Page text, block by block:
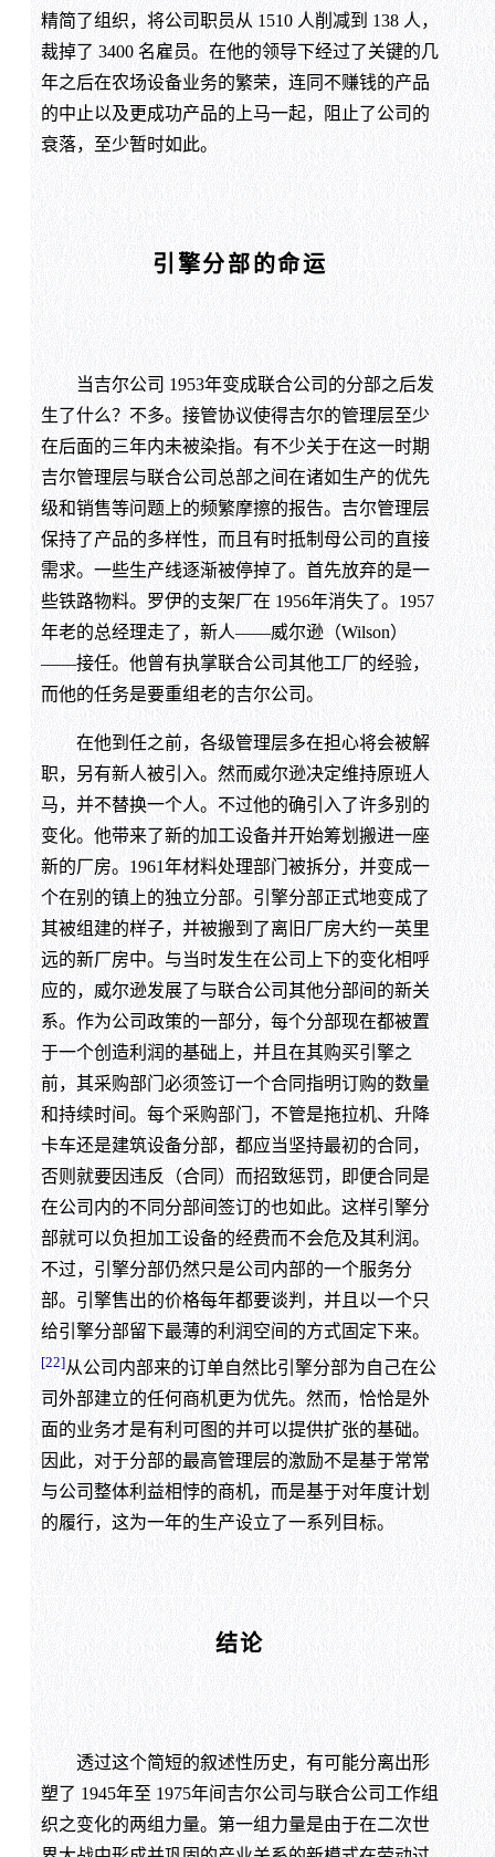
精简了组织，将公司职员从 1510 人削减到 138 人，
裁掉了 3400 名雇员。在他的领导下经过了关键的几
年之后在农场设备业务的繁荣，连同不赚钱的产品
的中止以及更成功产品的上马一起，阻止了公司的
衰落，至少暂时如此。
引擎分部的命运
当吉尔公司 1953年变成联合公司的分部之后发
生了什么？不多。接管协议使得吉尔的管理层至少
在后面的三年内未被染指。有不少关于在这一时期
吉尔管理层与联合公司总部之间在诸如生产的优先
级和销售等问题上的频繁摩擦的报告。吉尔管理层
保持了产品的多样性，而且有时抵制母公司的直接
需求。一些生产线逐渐被停掉了。首先放弃的是一
些铁路物料。罗伊的支架厂在 1956年消失了。1957
年老的总经理走了，新人——威尔逊（Wilson）
——接任。他曾有执掌联合公司其他工厂的经验，
而他的任务是要重组老的吉尔公司。
在他到任之前，各级管理层多在担心将会被解
职，另有新人被引入。然而威尔逊决定维持原班人
马，并不替换一个人。不过他的确引入了许多别的
变化。他带来了新的加工设备并开始筹划搬进一座
新的厂房。1961年材料处理部门被拆分，并变成一
个在别的镇上的独立分部。引擎分部正式地变成了
其被组建的样子，并被搬到了离旧厂房大约一英里
远的新厂房中。与当时发生在公司上下的变化相呼
应的，威尔逊发展了与联合公司其他分部间的新关
系。作为公司政策的一部分，每个分部现在都被置
于一个创造利润的基础上，并且在其购买引擎之
前，其采购部门必须签订一个合同指明订购的数量
和持续时间。每个采购部门，不管是拖拉机、升降
卡车还是建筑设备分部，都应当坚持最初的合同，
否则就要因违反（合同）而招致惩罚，即便合同是
在公司内的不同分部间签订的也如此。这样引擎分
部就可以负担加工设备的经费而不会危及其利润。
不过，引擎分部仍然只是公司内部的一个服务分
部。引擎售出的价格每年都要谈判，并且以一个只
给引擎分部留下最薄的利润空间的方式固定下来。
[22]从公司内部来的订单自然比引擎分部为自己在公
司外部建立的任何商机更为优先。然而，恰恰是外
面的业务才是有利可图的并可以提供扩张的基础。
因此，对于分部的最高管理层的激励不是基于常常
与公司整体利益相悖的商机，而是基于对年度计划
的履行，这为一年的生产设立了一系列目标。
结论
透过这个简短的叙述性历史，有可能分离出形
塑了 1945年至 1975年间吉尔公司与联合公司工作组
织之变化的两组力量。第一组力量是由于在二次世